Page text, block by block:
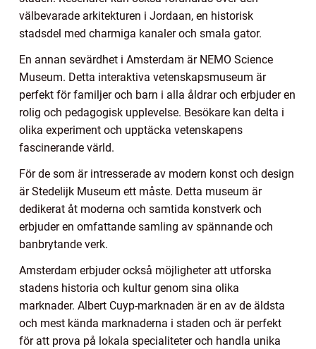
välbevarade arkitekturen i Jordaan, en historisk
stadsdel med charmiga kanaler och smala gator.
En annan sevärdhet i Amsterdam är NEMO Science
Museum. Detta interaktiva vetenskapsmuseum är
perfekt för familjer och barn i alla åldrar och erbjuder en
rolig och pedagogisk upplevelse. Besökare kan delta i
olika experiment och upptäcka vetenskapens
fascinerande värld.
För de som är intresserade av modern konst och design
är Stedelijk Museum ett måste. Detta museum är
dedikerat åt moderna och samtida konstverk och
erbjuder en omfattande samling av spännande och
banbrytande verk.
Amsterdam erbjuder också möjligheter att utforska
stadens historia och kultur genom sina olika
marknader. Albert Cuyp-marknaden är en av de äldsta
och mest kända marknaderna i staden och är perfekt
för att prova på lokala specialiteter och handla unika